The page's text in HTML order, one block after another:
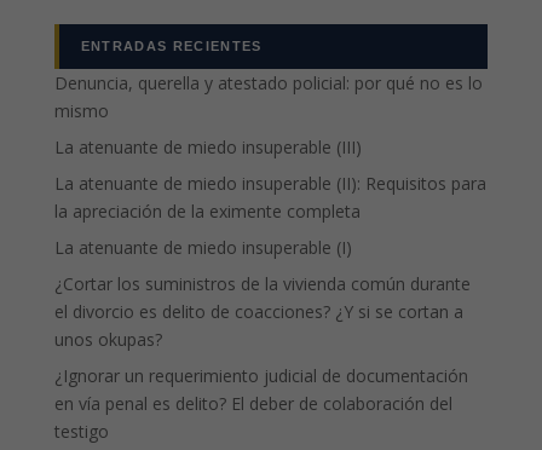
ENTRADAS RECIENTES
Denuncia, querella y atestado policial: por qué no es lo
mismo
La atenuante de miedo insuperable (III)
La atenuante de miedo insuperable (II): Requisitos para
la apreciación de la eximente completa
La atenuante de miedo insuperable (I)
¿Cortar los suministros de la vivienda común durante
el divorcio es delito de coacciones? ¿Y si se cortan a
unos okupas?
¿Ignorar un requerimiento judicial de documentación
en vía penal es delito? El deber de colaboración del
testigo